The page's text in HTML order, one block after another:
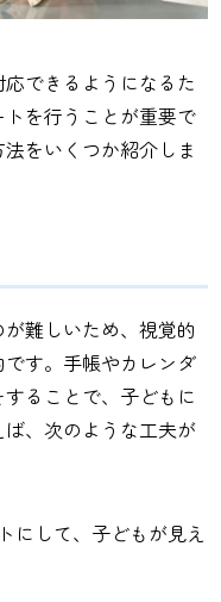
できるようになるた
を行うことが重要で
をいくつか紹介しま
難しいため、視覚的
す。手帳やカレンダ
ることで、子どもに
、次のような工夫が
にして、子どもが見え